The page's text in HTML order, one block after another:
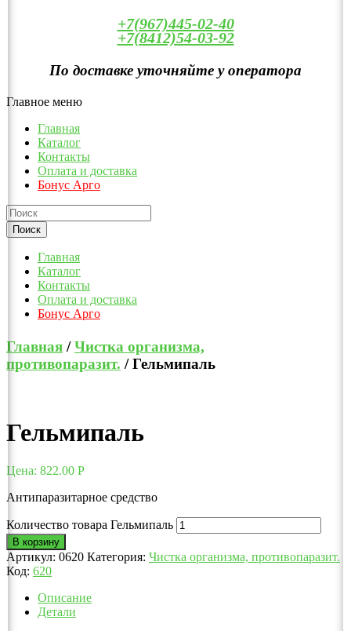
+7(967)445-02-40
+7(8412)54-03-92
По доставке уточняйте у оператора
Главное меню
Главная
Каталог
Контакты
Оплата и доставка
Бонус Арго
Главная
Каталог
Контакты
Оплата и доставка
Бонус Арго
Главная /Чистка организма,
противопаразит. / Гельмипаль
Гельмипаль
Цена: 822.00 Р
Антипаразитарное средство
Количество товара Гельмипаль
В корзину
Артикул: 0620 Категория: Чистка организма, противопаразит.
Код: 620
Описание
Детали